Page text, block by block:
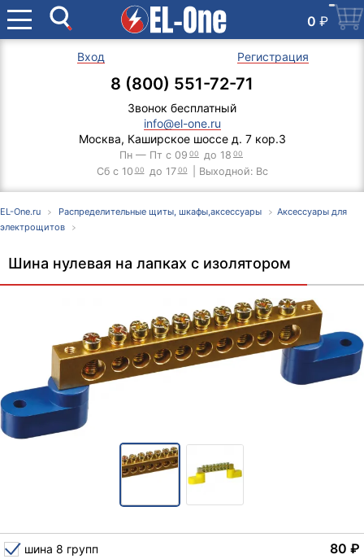
0 ₽
Вход Регистрация
8 (800) 551-72-71
Звонок бесплатный
info@el-one.ru
Москва, Каширское шоссе д. 7 кор.3
Пн — Пт с 09 00 до 18 00
Сб с 10 00 до 17 00 | Выходной: Вс
EL-One.ru Распределительные щиты, шкафы,аксессуары
Аксессуары для
электрощитов
Шина нулевая на лапках с изолятором
шина 8 групп 80 ₽